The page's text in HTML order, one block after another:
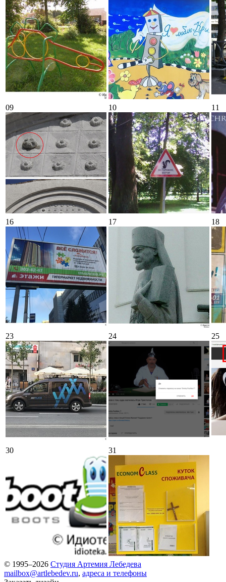
09 10 11
16 17 18
23 24 25
30 31
© 1995–2026 Студия Артемия Лебедева
mailbox@artlebedev.ru, адреса и телефоны